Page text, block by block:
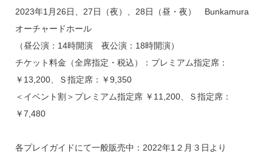
2023年1月26日、27日（夜）、28日（昼・夜） Bunkamura
オーチャードホール
（昼公演：14時開演 夜公演：18時開演）
チケット料金（全席指定・税込）：プレミアム指定席：
￥13,200、Ｓ指定席：￥9,350
＜イベント割＞プレミアム指定席 ￥11,200、Ｓ指定席：
￥7,480
各プレイガイドにて一般販売中：2022年1２月３日より